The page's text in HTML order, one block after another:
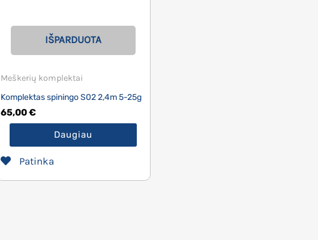
IŠPARDUOTA
Meškerių komplektai
Komplektas spiningo S02 2,4m 5-25g
65,00€
Daugiau
Patinka